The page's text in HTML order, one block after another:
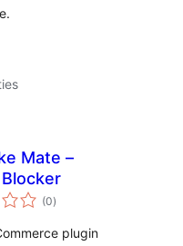
Mate –
(0totaal
waarderingen
)
plugin